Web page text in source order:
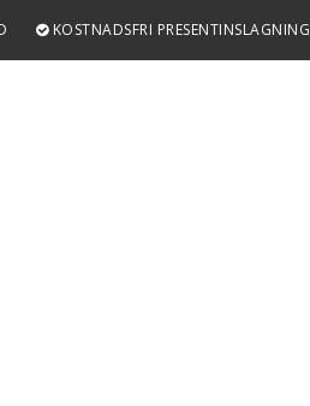
KOSTNADSFRI PRESENTINSLAGNING